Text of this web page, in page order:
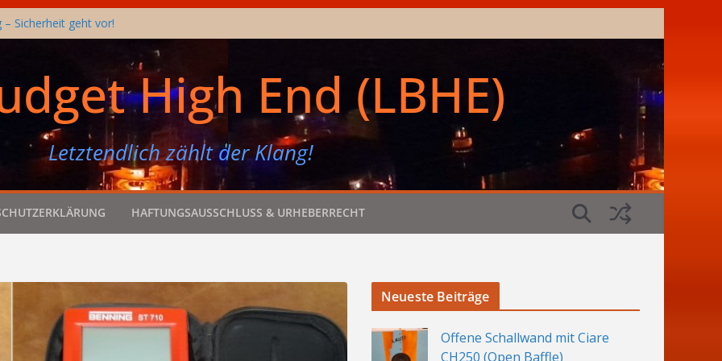
Sicherheit geht vor!
mit Ciare CH250 (Open Baffle)
mit Wirkungsgrad größer 90dB
– Nap Guard – Audio-Ein/Aus-Schalter
– Eigentlich höre ich keine KassettenHigh End (LBHE)
Letztendlich zählt der Klang!
HAFTUNGSAUSSCHLUSS & URHEBERRECHT
Neueste Beiträge
Offene Schallwand mit Ciare
CH250 (Open Baffle)